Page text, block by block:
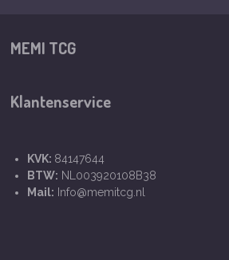
MEMI TCG
Klantenservice
KVK: 84147644
BTW: NL003920108B38
Mail: Info@memitcg.nl